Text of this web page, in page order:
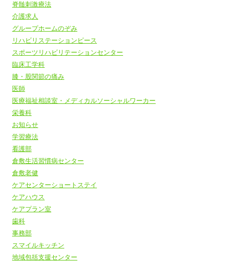
脊髄刺激療法
介護求人
グループホームのぞみ
リハビリステーションピース
スポーツリハビリテーションセンター
臨床工学科
膝・股関節の痛み
医師
医療福祉相談室・メディカルソーシャルワーカー
栄養科
お知らせ
学習療法
看護部
倉敷生活習慣病センター
倉敷老健
ケアセンターショートステイ
ケアハウス
ケアプラン室
歯科
事務部
スマイルキッチン
地域包括支援センター